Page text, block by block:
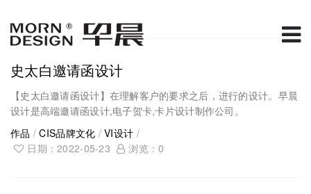
史太白邀请函设计
【史太白邀请函设计】在理解客户的要求之后，进行的设计。早晨
设计是高端邀请函设计,电子贺卡,卡片设计制作公司。
作品 /CIS品牌文化 /VI设计 /
日期：2022-05-23
浏览：0